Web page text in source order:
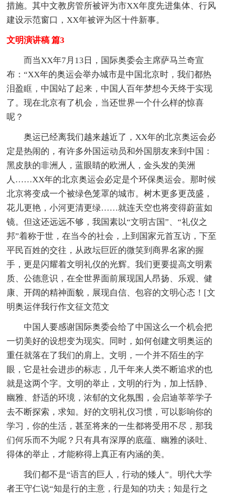
措施。其中文教房管所被评为市XX年度先进集体、行风
建设示范窗口，XX年被评为区十件新事。
文明演讲稿 篇3
而当XX年7月13日，国际奥委会主席萨马兰奇宣
布：“XX年的奥运会举办城市是中国北京时，我们都热
泪盈眶， 中国站了起来， 中国人百年梦想今天终于实现
了。现在北京有了机会，当还世界一个什么样的惊喜
呢？
奥运已经离我们越来越近了，XX年的北京奥运会必
定是热闹的，有许多外国运动员和外国朋友来到 中国：
黑皮肤的非洲人，蓝眼睛的欧洲人，金头发的美洲
人……XX年的北京奥运会必定是个环保奥运会。那时候
北京将变成一个被绿色笼罩的城市。树木更多更茂盛，
花儿更艳，小河更清更绿……就连天空也将变得蔚蓝如
镜。但这还远远不够，我国素以“文明古国”、“礼仪之
邦”着称于世，在当今的社会，上到国家元首互访，下至
平民百姓的交往，从政坛巨匠的微笑到商界名家的握
手，更是闪耀着文明礼仪的光辉。我们更要提高文明素
质、公德意识，在全世界面前展现国人昂扬、乐观、健
康、开阔的精神面貌，展现自信、包容的文明心态！[文
明奥运伴我行作文征文范文
中国人要感谢国际奥委会给了中国这么一个机会把
一切美好的设想变为现实。同时，如何创建文明奥运的
重任就落在了我们的肩上。文明，一个并不陌生的字
眼，它是社会进步的标志，几千年来人类不断追求的也
就是这两个字。文明的举止，文明的行为，加上恬静、
幽雅、舒适的环境，浓郁的文化氛围，会启迪莘莘学子
去不断探索，求知。好的文明礼仪习惯，可以影响你的
学习，你的生活，甚至将来的一生都将受用不尽，那我
们何乐而不为呢？只有具有深厚的底蕴、幽雅的谈吐、
得体的举止，才能称得上真正有内涵的美。
我们都不是“语言的巨人，行动的矮人”。明代大学
者王守仁说“知是行的主意，行是知的功夫；知是行之